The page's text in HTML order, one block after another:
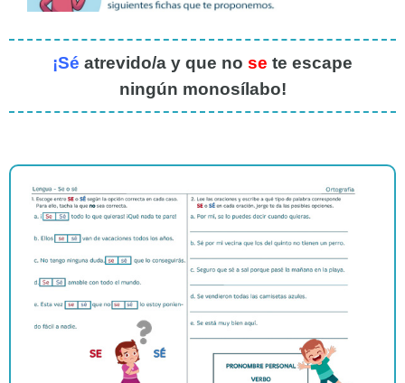
¡Sé atrevido/a y que no se te escape
ningún monosílabo!